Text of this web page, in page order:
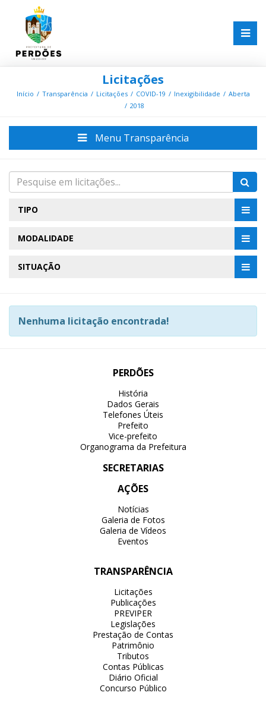
Licitações
Início Transparência Licitações COVID-19 Inexigibilidade
Aberta
2018
Menu Transparência
TIPO
MODALIDADE
SITUAÇÃO
Nenhuma licitação encontrada!
PERDÕES
História
Dados Gerais
Telefones Úteis
Prefeito
Vice-prefeito
Organograma da Prefeitura
SECRETARIAS
AÇÕES
Notícias
Galeria de Fotos
Galeria de Vídeos
Eventos
TRANSPARÊNCIA
Licitações
Publicações
PREVIPER
Legislações
Prestação de Contas
Patrimônio
Tributos
Contas Públicas
Diário Oficial
Concurso Público